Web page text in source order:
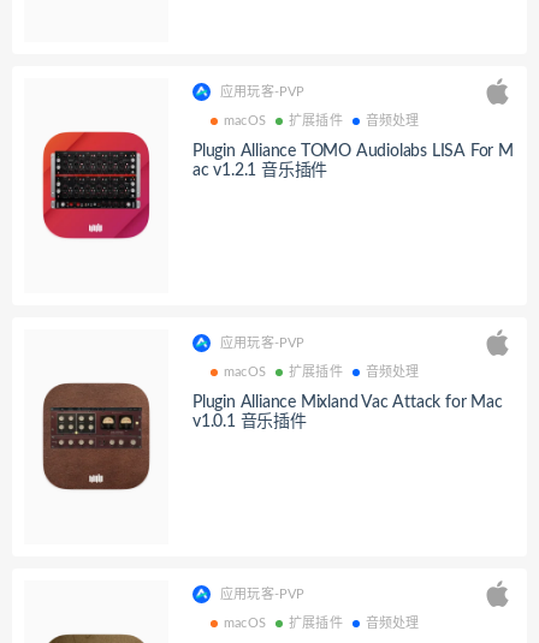
应用玩客-PVP
macOS 扩展插件 音频处理
Plugin Alliance TOMO Audiolabs LISA For M
ac v1.2.1 音乐插件
应用玩客-PVP
macOS 扩展插件 音频处理
Plugin Alliance Mixland Vac Attack for Mac
v1.0.1 音乐插件
应用玩客-PVP
macOS 扩展插件 音频处理